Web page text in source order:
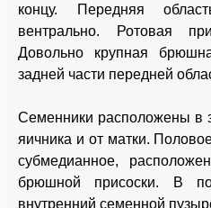
концу. Передняя
вентрально. Ротовая
Довольно крупная
задней части передней
Семенники расположены в
яичника и от матки.
субмедианное,
брюшной присоски. В
внутренний семенной